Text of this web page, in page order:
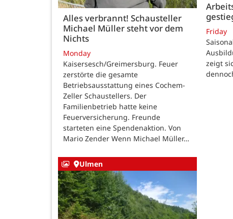
Alles verbrannt! Schausteller
Michael Müller steht vor dem
Nichts
Monday
Kaisersesch/Greimersburg. Feuer
zerstörte die gesamte
Betriebsausstattung eines Cochem-
Zeller Schaustellers. Der
Familienbetrieb hatte keine
Feuerversicherung. Freunde
starteten eine Spendenaktion. Von
Mario Zender Wenn Michael Müller…
Friday
zeigt
Ulmen